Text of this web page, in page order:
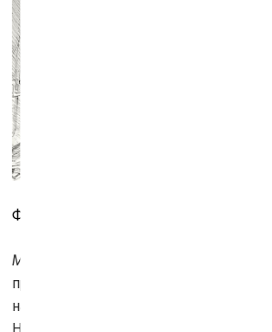
Фото: Кристине Мадьяре и Сергей
MAREUNROL'S
превращают эти случайности в
наращивают на них ассоциации и